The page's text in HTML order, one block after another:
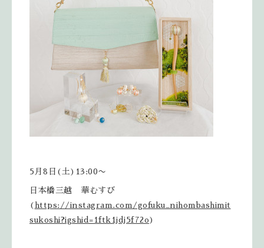
5月8日(土)13:00〜
日本橋三越 華むすび
( https://instagram.com/gofuku_nihombashimit
sukoshi?igshid=1ftk1jdj5f72o)